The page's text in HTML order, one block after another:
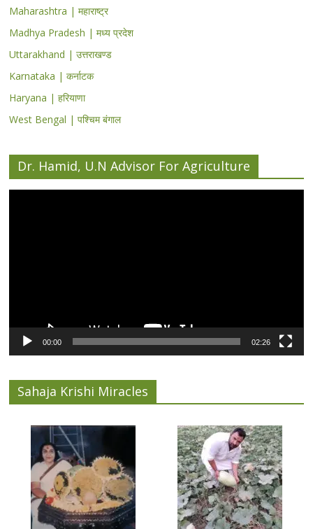
Maharashtra | महाराष्ट्र
Madhya Pradesh | मध्य प्रदेश
Uttarakhand | उत्तराखण्ड
Karnataka | कर्नाटक
Haryana | हरियाणा
West Bengal | पश्चिम बंगाल
Dr. Hamid, U.N Advisor For Agriculture
00:00 02:26
Sahaja Krishi Miracles